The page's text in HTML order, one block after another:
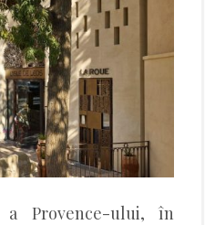
Provence-ului, în